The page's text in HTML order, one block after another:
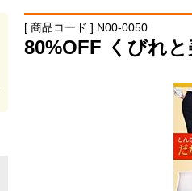
[ 商品コード ] N00-0050
80%OFF くびれ